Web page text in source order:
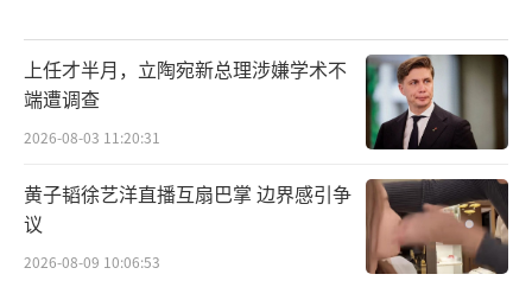
上任才半月，立陶宛新总理涉嫌学术不
端遭调查
2026-08-03 11:20:31
黄子韬徐艺洋直播互扇巴掌 边界感引争
议
2026-08-09 10:06:53